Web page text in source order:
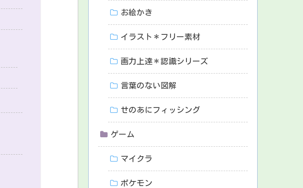
お絵かき
イラスト＊フリー素材
画力上達＊認識シリーズ
言葉のない図解
せのあにフィッシング
ゲーム
マイクラ
ポケモン